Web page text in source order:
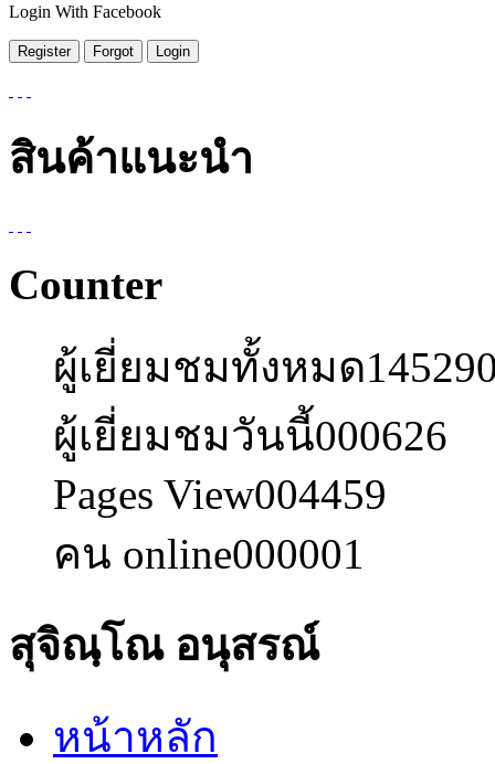
Login With Facebook
สินค้าแนะนำ
Counter
ผู้เยี่ยมชมทั้งหมด
ผู้เยี่ยมชมวันนี้000626
Pages View004459
คน online000001
สุจิณฺโณ อนุสรณ์
หน้าหลัก